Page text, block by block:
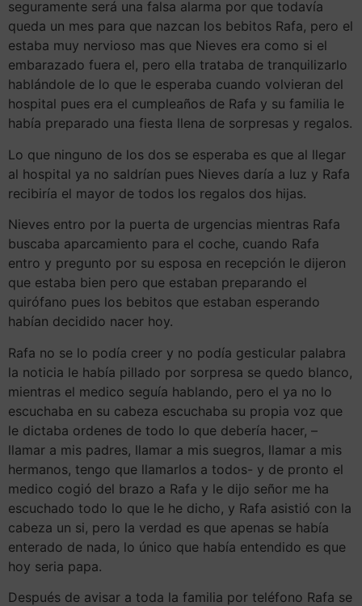
seguramente será una falsa alarma por que todavía
queda un mes para que nazcan los bebitos Rafa, pero el
estaba muy nervioso mas que Nieves era como si el
embarazado fuera el, pero ella trataba de tranquilizarlo
hablándole de lo que le esperaba cuando volvieran del
hospital pues era el cumpleaños de Rafa y su familia le
había preparado una fiesta llena de sorpresas y regalos.
Lo que ninguno de los dos se esperaba es que al llegar
al hospital ya no saldrían pues Nieves daría a luz y Rafa
recibiría el mayor de todos los regalos dos hijas.
Nieves entro por la puerta de urgencias mientras Rafa
buscaba aparcamiento para el coche, cuando Rafa
entro y pregunto por su esposa en recepción le dijeron
que estaba bien pero que estaban preparando el
quirófano pues los bebitos que estaban esperando
habían decidido nacer hoy.
Rafa no se lo podía creer y no podía gesticular palabra
la noticia le había pillado por sorpresa se quedo blanco,
mientras el medico seguía hablando, pero el ya no lo
escuchaba en su cabeza escuchaba su propia voz que
le dictaba ordenes de todo lo que debería hacer, –
llamar a mis padres, llamar a mis suegros, llamar a mis
hermanos, tengo que llamarlos a todos- y de pronto el
medico cogió del brazo a Rafa y le dijo señor me ha
escuchado todo lo que le he dicho, y Rafa asistió con la
cabeza un si, pero la verdad es que apenas se había
enterado de nada, lo único que había entendido es que
hoy seria papa.
Después de avisar a toda la familia por teléfono Rafa se